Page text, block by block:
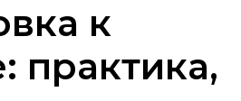
к
практика,